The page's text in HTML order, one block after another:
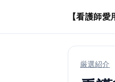
厳選紹介